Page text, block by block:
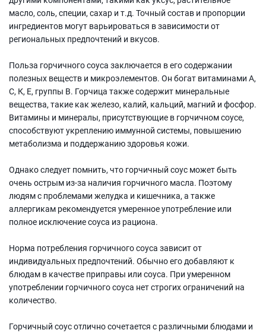
масло, соль, специи, сахар и т.д. Точный состав и пропорции
ингредиентов могут варьироваться в зависимости от
региональных предпочтений и вкусов.
Польза горчичного соуса заключается в его содержании
полезных веществ и микроэлементов. Он богат витаминами А,
С, К, Е, группы В. Горчица также содержит минеральные
вещества, такие как железо, калий, кальций, магний и фосфор.
Витамины и минералы, присутствующие в горчичном соусе,
способствуют укреплению иммунной системы, повышению
метаболизма и поддержанию здоровья кожи.
Однако следует помнить, что горчичный соус может быть
очень острым из-за наличия горчичного масла. Поэтому
людям с проблемами желудка и кишечника, а также
аллергикам рекомендуется умеренное употребление или
полное исключение соуса из рациона.
Норма потребления горчичного соуса зависит от
индивидуальных предпочтений. Обычно его добавляют к
блюдам в качестве приправы или соуса. При умеренном
употреблении горчичного соуса нет строгих ограничений на
количество.
Горчичный соус отлично сочетается с различными блюдами и